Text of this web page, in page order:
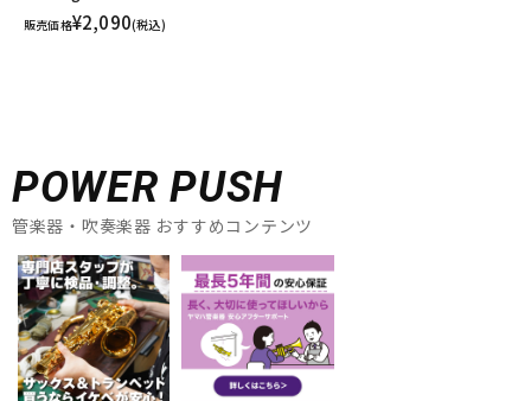
販売価格¥2,090(税込)
POWER PUSH
管楽器・吹奏楽器 おすすめコンテンツ